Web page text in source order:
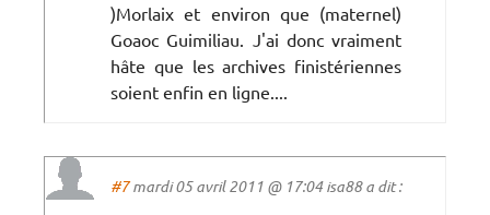
)Morlaix et environ que (maternel)
Goaoc Guimiliau. J'ai donc vraiment
hâte que les archives finistériennes
soient enfin en ligne....
#7mardi 05 avril 2011 @ 17:04 isa88 a dit :